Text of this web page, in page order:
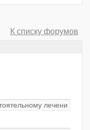
К списку форумов